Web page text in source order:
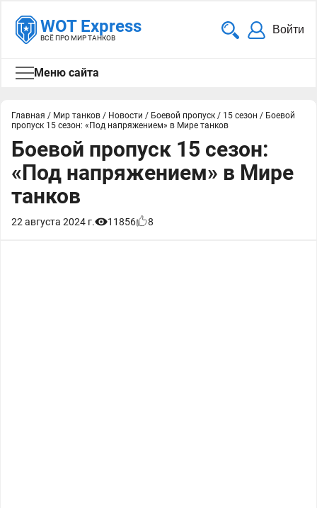
WOT Express
ВСЁ ПРО МИР ТАНКОВ
Войти
Меню сайта
Главная / Мир танков / Новости / Боевой пропуск / 15 сезон / Боевой
пропуск 15 сезон: «Под напряжением» в Мире танков
Боевой пропуск 15 сезон:
«Под напряжением» в Мире
танков
22 августа 2024 г. 11856 8